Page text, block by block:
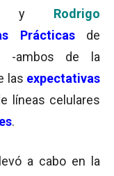
y Rodrigo
Prácticasde
-ambos de la
las expectativas
líneas celulares
.
a cabo en la